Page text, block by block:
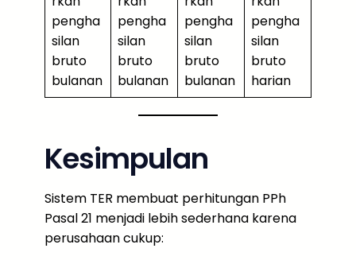
pengha
silan
bruto
bulanan
pengha
silan
bruto
bulanan
pengha
silan
bruto
bulanan
pengha
silan
bruto
harian
Kesimpulan
Sistem TER membuat perhitungan PPh
Pasal 21 menjadi lebih sederhana karena
perusahaan cukup: